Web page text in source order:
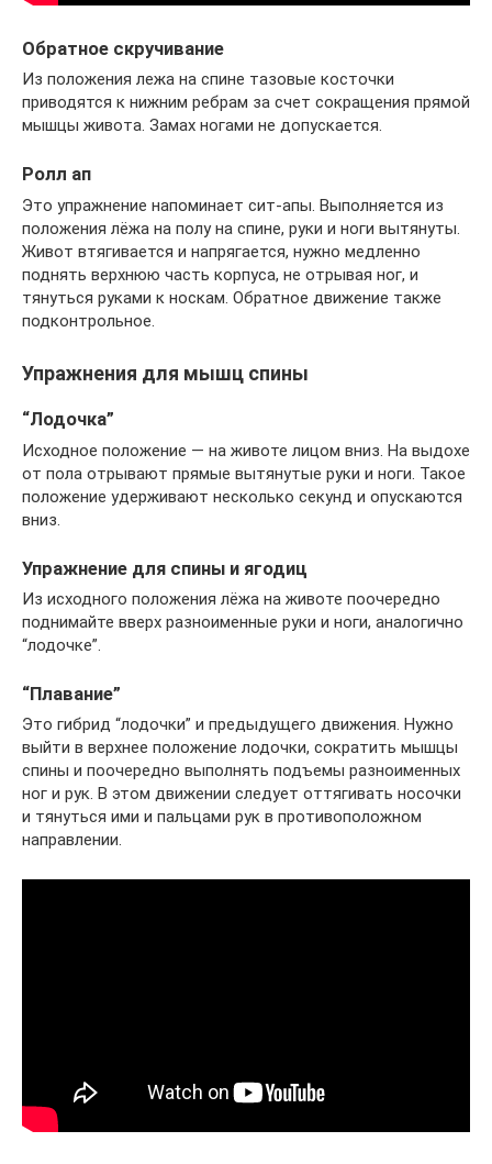
Обратное скручивание
Из положения лежа на спине тазовые косточки
приводятся к нижним ребрам за счет сокращения прямой
мышцы живота. Замах ногами не допускается.
Ролл ап
Это упражнение напоминает сит-апы. Выполняется из
положения лёжа на полу на спине, руки и ноги вытянуты.
Живот втягивается и напрягается, нужно медленно
поднять верхнюю часть корпуса, не отрывая ног, и
тянуться руками к носкам. Обратное движение также
подконтрольное.
Упражнения для мышц спины
“Лодочка”
Исходное положение — на животе лицом вниз. На выдохе
от пола отрывают прямые вытянутые руки и ноги. Такое
положение удерживают несколько секунд и опускаются
вниз.
Упражнение для спины и ягодиц
Из исходного положения лёжа на животе поочередно
поднимайте вверх разноименные руки и ноги, аналогично
“лодочке”.
“Плавание”
Это гибрид “лодочки” и предыдущего движения. Нужно
выйти в верхнее положение лодочки, сократить мышцы
спины и поочередно выполнять подъемы разноименных
ног и рук. В этом движении следует оттягивать носочки
и тянуться ими и пальцами рук в противоположном
направлении.